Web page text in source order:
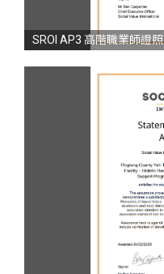
SROI AP3 高階職業師證照